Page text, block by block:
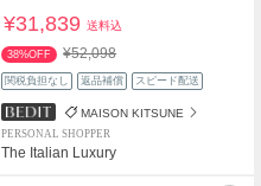
¥31,839送料込
38%OFF ¥52,098
関税負担なし 返品補償 スピード配送
MAISON KITSUNE
PERSONAL SHOPPER
The Italian Luxury